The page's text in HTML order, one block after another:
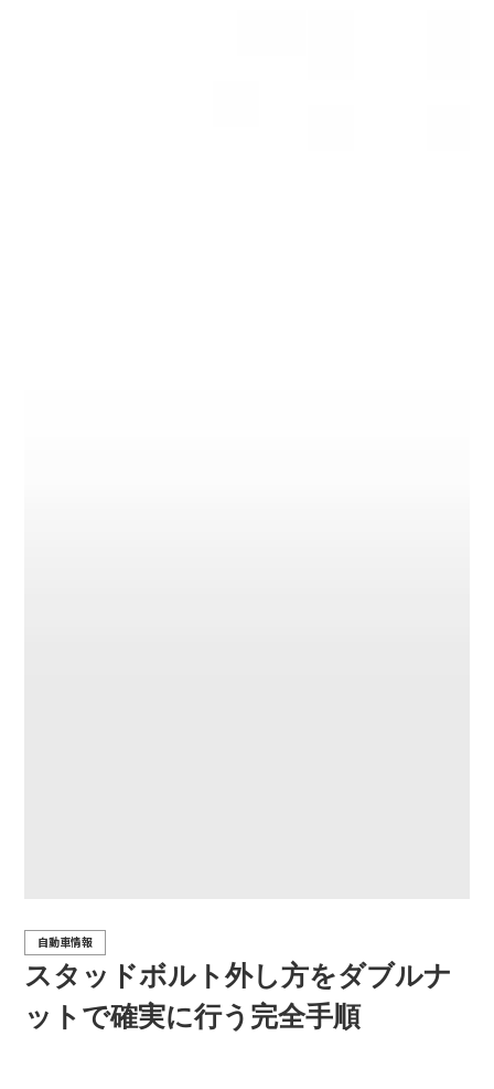
スタッドボルト外し方をダブルナ
ットで確実に行う完全手順
自動車情報